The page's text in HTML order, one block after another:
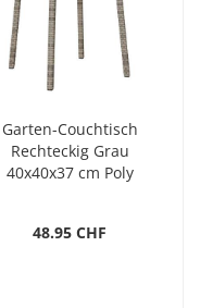
Garten-Couchtisch
Rechteckig Grau
40x40x37 cm Poly
48.95 CHF